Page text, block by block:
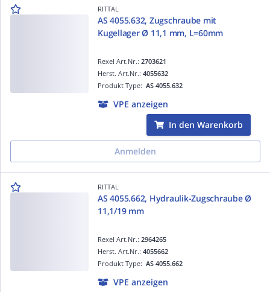
RITTAL
AS 4055.632, Zugschraube mit
Kugellager Ø 11,1 mm, L=60mm
Rexel Art.Nr.: 2703621
Produkt Type: AS 4055.632
Herst. Art.Nr.: 4055632
VPE anzeigen
In den Warenkorb
Anmelden
RITTAL
AS 4055.662, Hydraulik-Zugschraube Ø
11,1/19 mm
Rexel Art.Nr.: 2964265
Produkt Type: AS 4055.662
Herst. Art.Nr.: 4055662
VPE anzeigen